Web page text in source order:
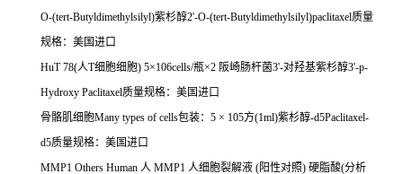
O-(tert-Butyldimethylsilyl)紫杉醇2'-O-(tert-Butyldimethylsilyl)paclitaxel质量
规格：美国进口
HuT 78(人T细胞细胞) 5×106cells/瓶×2 阪崎肠杆菌3'-对羟基紫杉醇3'-p-
Hydroxy Paclitaxel质量规格：美国进口
骨骼肌细胞Many types of cells包装： 5 × 105方(1ml)紫杉醇-d5Paclitaxel-
d5质量规格：美国进口
MMP1 Others Human 人 MMP1 人细胞裂解液 (阳性对照) 硬脂酸(分析